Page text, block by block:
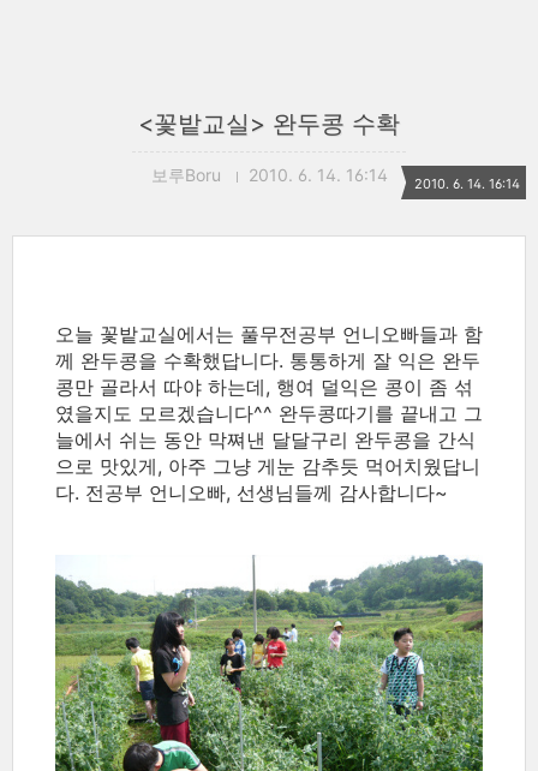
<꽃밭교실> 완두콩 수확
보루Boru 2010. 6. 14. 16:14 2010. 6. 14. 16:14
오늘 꽃밭교실에서는 풀무전공부 언니오빠들과 함
께 완두콩을 수확했답니다. 통통하게 잘 익은 완두
콩만 골라서 따야 하는데, 행여 덜익은 콩이 좀 섞
였을지도 모르겠습니다^^ 완두콩따기를 끝내고 그
늘에서 쉬는 동안 막쪄낸 달달구리 완두콩을 간식
으로 맛있게, 아주 그냥 게눈 감추듯 먹어치웠답니
다. 전공부 언니오빠, 선생님들께 감사합니다~